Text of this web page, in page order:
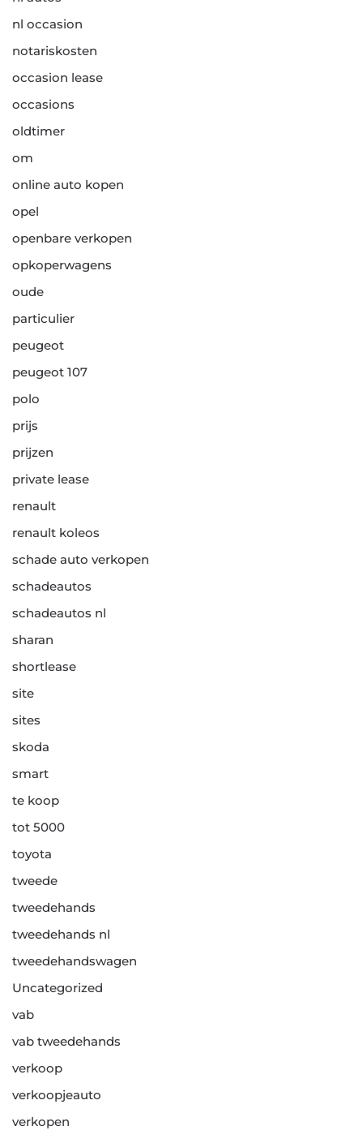
nl occasion
notariskosten
occasion lease
occasions
oldtimer
om
online auto kopen
opel
openbare verkopen
opkoperwagens
oude
particulier
peugeot
peugeot 107
polo
prijs
prijzen
private lease
renault
renault koleos
schade auto verkopen
schadeautos
schadeautos nl
sharan
shortlease
site
sites
skoda
smart
te koop
tot 5000
toyota
tweede
tweedehands
tweedehands nl
tweedehandswagen
Uncategorized
vab
vab tweedehands
verkoop
verkoopjeauto
verkopen